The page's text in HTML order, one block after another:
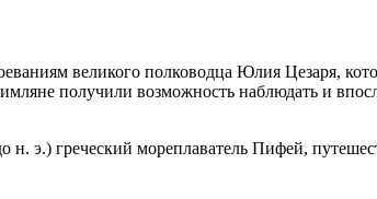
великого полководца Юлия Цезаря,
получили возможность наблюдать и
э.) греческий мореплаватель Пифей,